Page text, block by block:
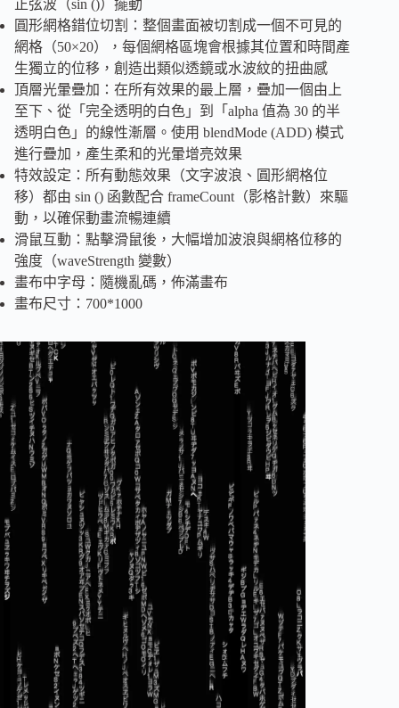
正弦波（sin ()）擺動
圓形網格錯位切割：整個畫面被切割成一個不可見的
網格（50×20），每個網格區塊會根據其位置和時間產
生獨立的位移，創造出類似透鏡或水波紋的扭曲感
頂層光暈疊加：在所有效果的最上層，疊加一個由上
至下、從「完全透明的白色」到「alpha 值為 30 的半
透明白色」的線性漸層。使用 blendMode (ADD) 模式
進行疊加，產生柔和的光暈增亮效果
特效設定：所有動態效果（文字波浪、圓形網格位
移）都由 sin () 函數配合 frameCount（影格計數）來驅
動，以確保動畫流暢連續
滑鼠互動：點擊滑鼠後，大幅增加波浪與網格位移的
強度（waveStrength 變數）
畫布中字母：隨機亂碼，佈滿畫布
畫布尺寸：700*1000